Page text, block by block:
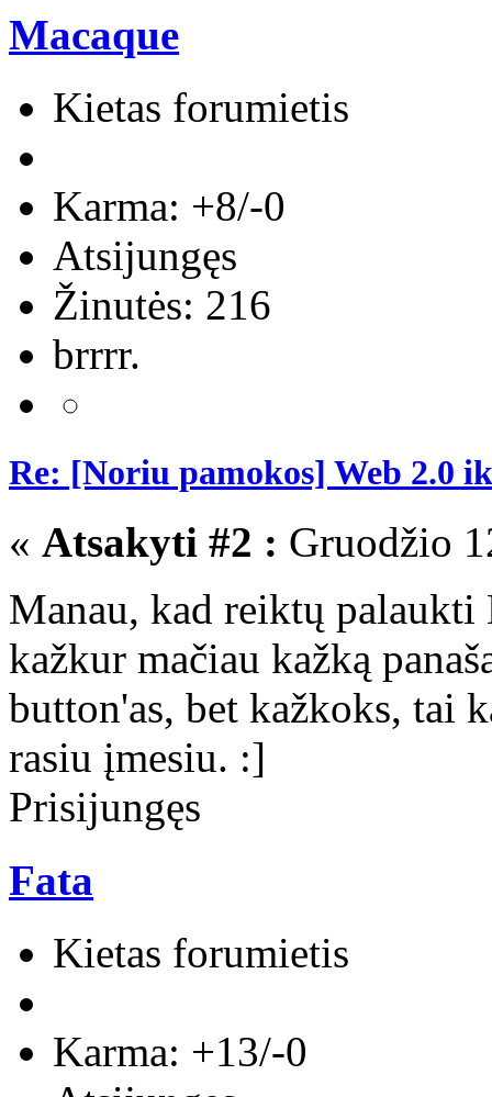
Macaque
Kietas forumietis
Karma: +8/-0
Atsijungęs
Žinutės: 216
brrrr.
Re: [Noriu pamokos] Web 2.0
« Atsakyti #2 : Gruodžio
Manau, kad reiktų
kažkur mačiau kažką
button'as, bet kažkoks, tai
rasiu įmesiu. :]
Prisijungęs
Fata
Kietas forumietis
Karma: +13/-0